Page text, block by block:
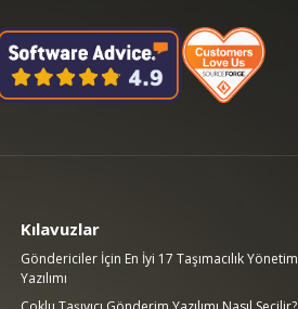
Kılavuzlar
Göndericiler İçin En İyi 17 Taşımacılık Yönetim
Yazılımı